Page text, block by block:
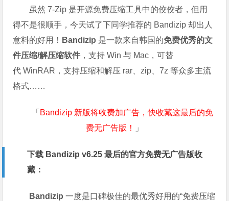
虽然 7-Zip 是开源免费压缩工具中的佼佼者，但用
得不是很顺手，今天试了下同学推荐的 Bandizip 却出人
意料的好用！ Bandizip 是一款来自韩国的免费优秀的文
件压缩/解压缩软件 ，支持 Win 与 Mac，可替
代 WinRAR，支持压缩和解压 rar、zip、7z 等众多主流
格式……
「 Bandizip 新版将收费加广告，快收藏这最后的免
费无广告版！
」
下载 Bandizip v6.25 最后的官方免费无广告版收
藏：
Bandizip 一度是口碑极佳的最优秀好用的“免费压缩